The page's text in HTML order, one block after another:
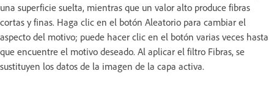
una superficie suelta, mientras que un valor alto produce fibras
cortas y finas. Haga clic en el botón Aleatorio para cambiar el
aspecto del motivo; puede hacer clic en el botón varias veces hasta
que encuentre el motivo deseado. Al aplicar el filtro Fibras, se
sustituyen los datos de la imagen de la capa activa.